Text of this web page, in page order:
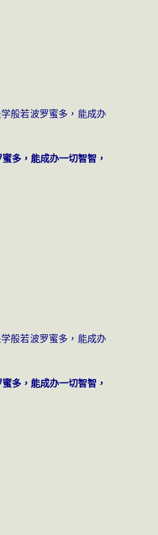
般若波罗蜜多，能成办
多，能成办一切智智，
般若波罗蜜多，能成办
多，能成办一切智智，